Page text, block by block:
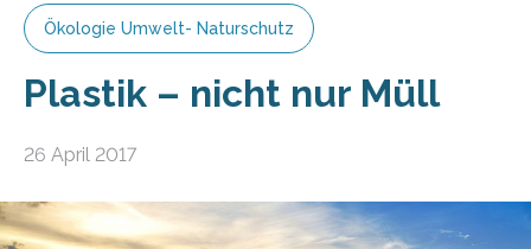
Ökologie Umwelt- Naturschutz
Plastik – nicht nur Müll
26 April 2017